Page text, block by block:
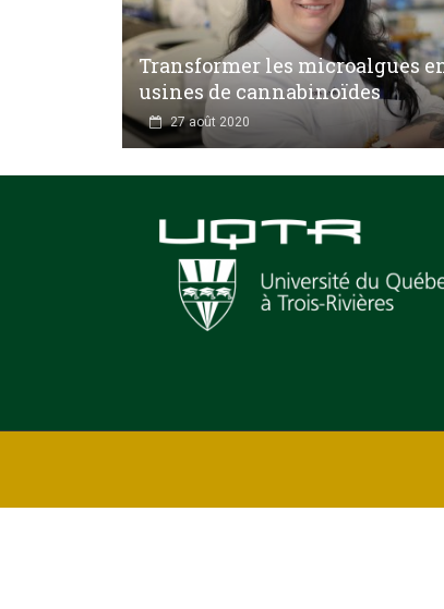
Transformer les microalgues
usines de cannabinoïdes
27 août 2020